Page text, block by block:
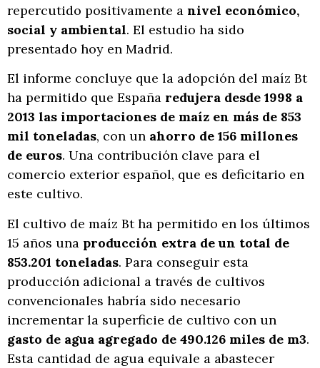
repercutido positivamente a nivel económico,
social y ambiental. El estudio ha sido
presentado hoy en Madrid.
El informe concluye que la adopción del maíz Bt
ha permitido que España redujera desde 1998 a
2013 las importaciones de maíz en más de 853
mil toneladas, con un ahorro de 156 millones
de euros. Una contribución clave para el
comercio exterior español, que es deficitario en
este cultivo.
El cultivo de maíz Bt ha permitido en los últimos
15 años una producción extra de un total de
853.201 toneladas. Para conseguir esta
producción adicional a través de cultivos
convencionales habría sido necesario
incrementar la superficie de cultivo con un
gasto de agua agregado de 490.126 miles de m3.
Esta cantidad de agua equivale a abastecer